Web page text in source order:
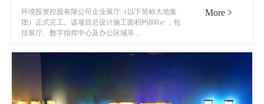
环境投资控股有限公司企业展厅（以下简称大地集
团）正式完工。该项目总设计施工面积约800㎡，包
括展厅、数字指挥中心及办公区域等...
More